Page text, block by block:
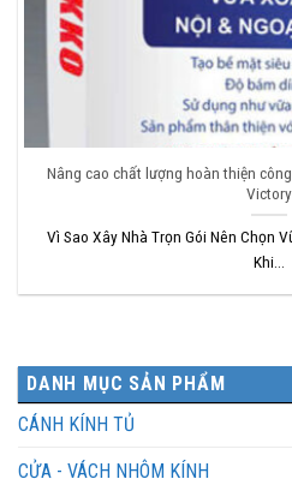
Nâng cao chất lượng hoàn thiện
Victory
Vì Sao Xây Nhà Trọn Gói Nên Chọn
Khi...
DANH MỤC SẢN PHẨM
CÁNH KÍNH TỦ
CỬA - VÁCH NHÔM KÍNH